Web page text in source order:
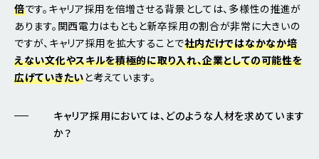
倍です。キャリア採用を倍増させる背景としては、多様性の推進が
あります。関西電力はもともと新卒採用の割合が非常に大きいの
ですが、キャリア採用を拡大することで社内だけではなかなか培
えない文化やスキルを積極的に取り入れ、企業としての可能性を
広げていきたいと考えています。
キャリア採用においては、どのような人材を求めています
か？